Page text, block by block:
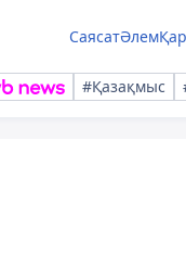
СаясатӘлем
#Қазақмыс